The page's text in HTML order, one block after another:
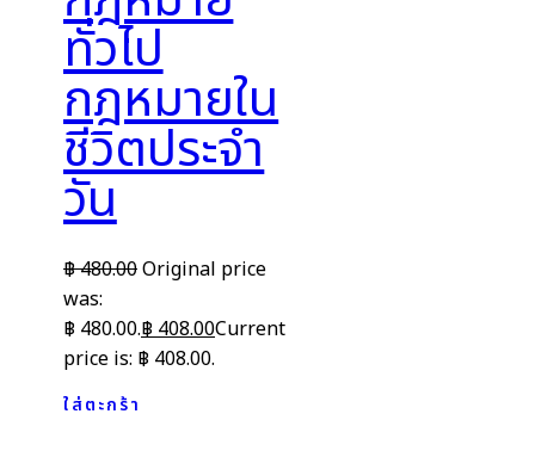
ทั่วไป
กฎหมายใน
ชีวิตประจำ
วัน
฿480.00Original price
was:
฿ 480.00.฿408.00Current
price is: ฿ 408.00.
ใส่ตะกร้า